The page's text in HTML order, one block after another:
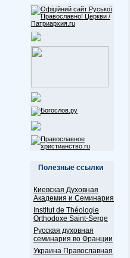
Полезные ссылки
Киевская Духовная
Академия и Семинария
Institut de Théologie
Orthodoxe Saint-Serge
Русская духовная
семинария во Франции
Украина Православная